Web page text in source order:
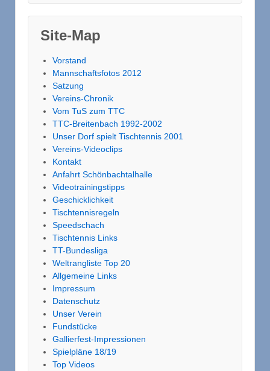
Site-Map
Vorstand
Mannschaftsfotos 2012
Satzung
Vereins-Chronik
Vom TuS zum TTC
TTC-Breitenbach 1992-2002
Unser Dorf spielt Tischtennis 2001
Vereins-Videoclips
Kontakt
Anfahrt Schönbachtalhalle
Videotrainingstipps
Geschicklichkeit
Tischtennisregeln
Speedschach
Tischtennis Links
TT-Bundesliga
Weltrangliste Top 20
Allgemeine Links
Impressum
Datenschutz
Unser Verein
Fundstücke
Gallierfest-Impressionen
Spielpläne 18/19
Top Videos